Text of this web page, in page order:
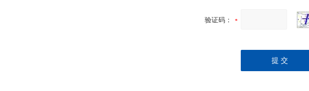
验证码：